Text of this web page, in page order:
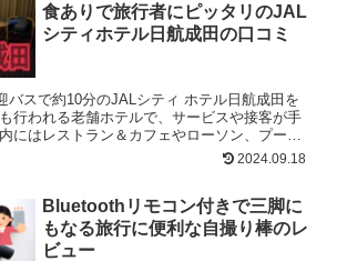
食ありで旅行者にピッタリのJAL
シティホテル日航成田の口コミ
バスで約10分のJALシティ ホテル日航成田を
行われる老舗ホテルで、サービスや接客が手
にはレストラン＆カフェやローソン、プール
充実した時間を過ごせます。 旅... 2024.09.18
Bluetoothリモコン付きで三脚に
もなる旅行に便利な自撮り棒のレ
ビュー